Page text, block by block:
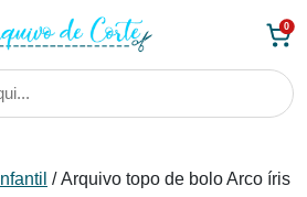
0
Infantil / Arquivo topo de bolo Arco íris